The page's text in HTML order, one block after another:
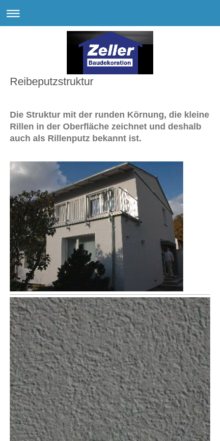
Reibeputzstruktur
Die Struktur mit der runden Körnung, die kleine
Rillen in der Oberfläche zeichnet und deshalb
auch als Rillenputz bekannt ist.